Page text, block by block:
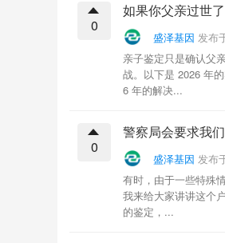
0
如果你父亲过世
盛泽基因 发布
亲子鉴定只是确认父
战。以下是 2026 年
6 年的解决...
0
警察局会要求我
盛泽基因 发布
有时，由于一些特殊
我来给大家讲讲这个
的鉴定，...